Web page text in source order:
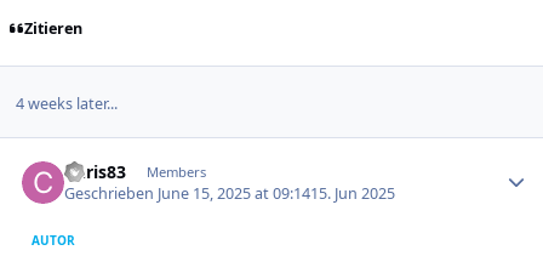
Zitieren
4 weeks later...
Chris83 Members
Geschrieben June 15, 2025 at 09:1415. Jun 2025
AUTOR